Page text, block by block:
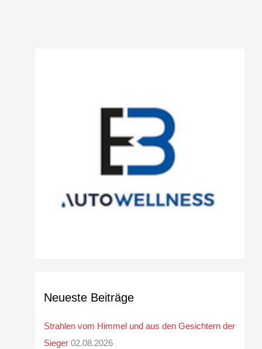
Neueste Beiträge
Strahlen vom Himmel und aus den Gesichtern der
Sieger 02.08.2026